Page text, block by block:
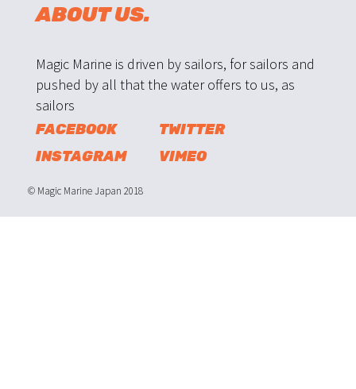
ABOUT US.
Magic Marine is driven by sailors, for sailors and
pushed by all that the water offers to us, as
sailors
FACEBOOK
TWITTER
INSTAGRAM
VIMEO
© Magic Marine Japan 2018